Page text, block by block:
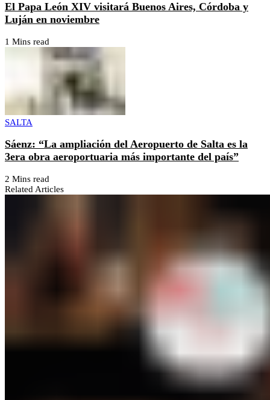
El Papa León XIV visitará Buenos Aires, Córdoba y
Luján en noviembre
1 Mins read
SALTA
Sáenz: “La ampliación del Aeropuerto de Salta es la
3era obra aeroportuaria más importante del país”
2 Mins read
Related Articles